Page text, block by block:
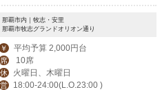
那覇市内｜牧志・安里
那覇市牧志グランドオリオン通り
￥ 平均予算 2,000円台
席 10席
休 火曜日、木曜日
営 18:00-24:00(L.O.23:00 )